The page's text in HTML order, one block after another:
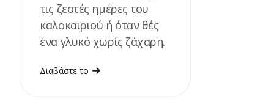
τις ζεστές ημέρες του
καλοκαιριού ή όταν θές
ένα γλυκό χωρίς ζάχαρη.
Διαβάστε το